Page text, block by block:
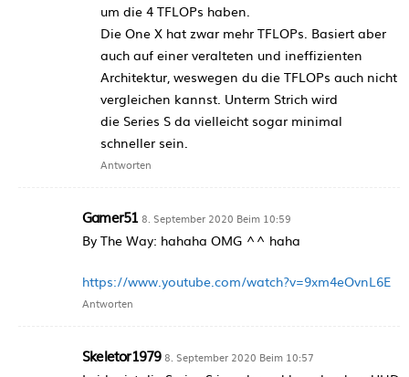
um die 4 TFLOPs haben.
Die One X hat zwar mehr TFLOPs. Basiert aber
auch auf einer veralteten und ineffizienten
Architektur, weswegen du die TFLOPs auch nicht
vergleichen kannst. Unterm Strich wird
die Series S da vielleicht sogar minimal
schneller sein.
Antworten
Gamer51 8. September 2020 Beim 10:59
By The Way: hahaha OMG ^^ haha
https://www.youtube.com/watch?v=9xm4eOvnL6E
Antworten
Skeletor1979 8. September 2020 Beim 10:57